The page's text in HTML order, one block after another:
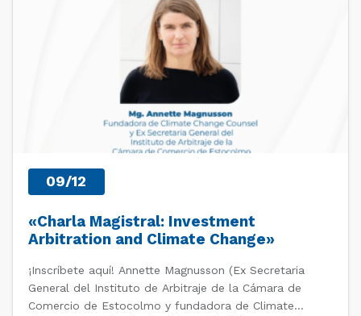
09/12
«Charla Magistral: Investment
Arbitration and Climate Change»
¡Inscríbete aquí! Annette Magnusson (Ex Secretaria
General del Instituto de Arbitraje de la Cámara de
Comercio de Estocolmo y fundadora de Climate